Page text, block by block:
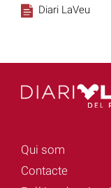
Diari LaVeu
Qui som
Contacte